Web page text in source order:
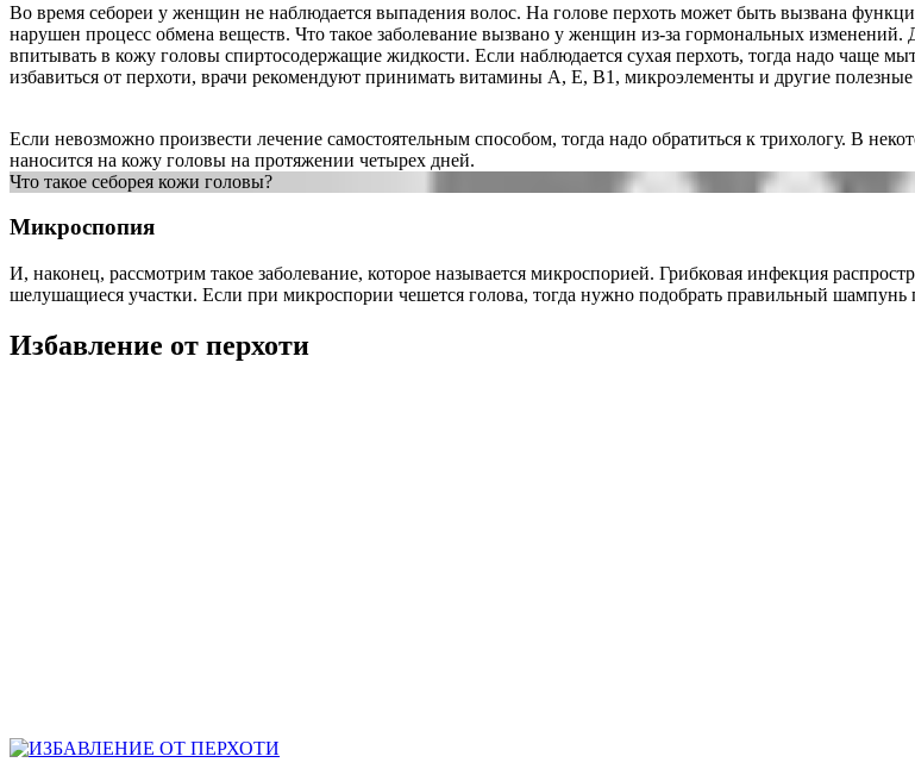
Во время себореи у женщин не наблюдается выпадения волос. На голове перхоть может быть вызвана
нарушен процесс обмена веществ. Что такое заболевание вызвано у женщин из-за гормональных
впитывать в кожу головы спиртосодержащие жидкости. Если наблюдается сухая перхоть, тогда надо чаще
избавиться от перхоти, врачи рекомендуют принимать витамины А, Е, В1, микроэлементы и другие полезные
Если невозможно произвести лечение самостоятельным способом, тогда надо обратиться к трихологу. В
наносится на кожу головы на протяжении четырех дней.
Что такое себорея кожи головы?
Микроспопия
И, наконец, рассмотрим такое заболевание, которое называется микроспорией. Грибковая инфекция
шелушащиеся участки. Если при микроспории чешется голова, тогда нужно подобрать правильный шампунь
Избавление от перхоти